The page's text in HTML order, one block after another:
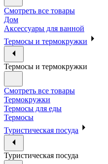
Смотреть все товары
Дом
Аксессуары для ванной
Термосы и термокружки
Термосы и термокружки
Смотреть все товары
Термокружки
Термосы для еды
Термосы
Туристическая посуда
Туристическая посуда